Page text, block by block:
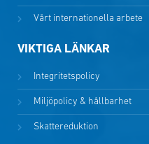
Vårt internationella arbete
VIKTIGA LÄNKAR
Integritetspolicy
Miljöpolicy & hållbarhet
Skattereduktion